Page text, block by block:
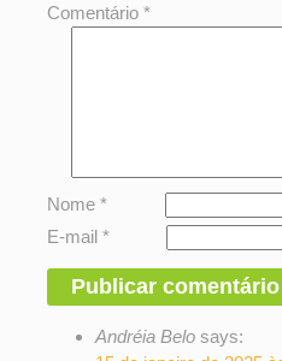
Comentário*
Nome*
E-mail*
Andréia Belo says: